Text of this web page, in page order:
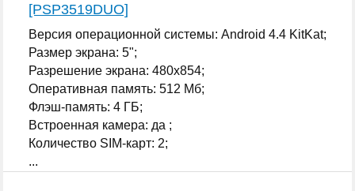
[PSP3519DUO]
Версия операционной системы: Android 4.4 KitKat;
Размер экрана: 5";
Разрешение экрана: 480x854;
Оперативная память: 512 Мб;
Флэш-память: 4 ГБ;
Встроенная камера: да ;
Количество SIM-карт: 2;
...